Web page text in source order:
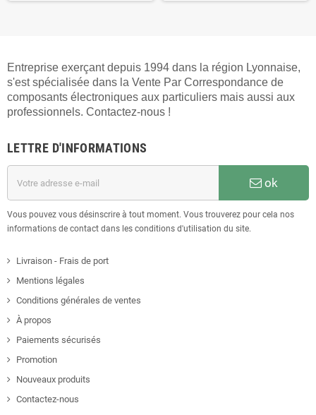
Entreprise exerçant depuis 1994 dans la région Lyonnaise,
s'est spécialisée dans la Vente Par Correspondance de
composants électroniques aux particuliers mais aussi aux
professionnels. Contactez-nous !
LETTRE D'INFORMATIONS
ok
Vous pouvez vous désinscrire à tout moment. Vous trouverez pour cela nos
informations de contact dans les conditions d'utilisation du site.
Livraison - Frais de port
Mentions légales
Conditions générales de ventes
À propos
Paiements sécurisés
Promotion
Nouveaux produits
Contactez-nous